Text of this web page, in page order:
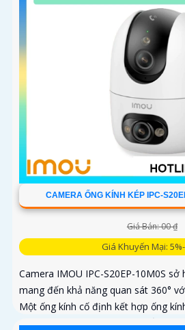
CAMERA ỐNG KÍNH KÉP IPC-
Giá Bán: 00 ₫
Giá Khuyến Mại:
Camera IMOU IPC-S20EP-10M0S
mang đến khả năng quan sát 360°
Một ống kính cố định kết hợp ống
toàn diện mà không bỏ sót điểm mù